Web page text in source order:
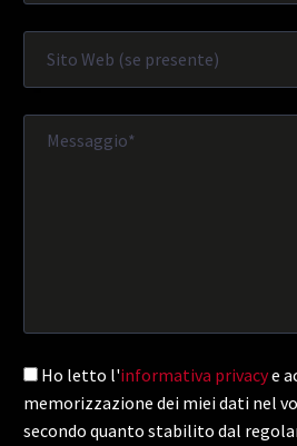
Ho letto l'informativa privacye
memorizzazione dei miei dati nel
secondo quanto stabilito dal